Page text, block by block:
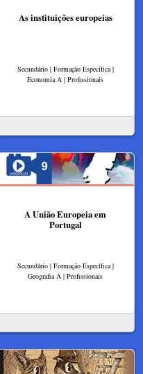
As instituições europeias
Secundário | Formação Específica |
Economia A | Profissionais
A União Europeia em
Portugal
Secundário | Formação Específica |
Geografia A | Profissionais